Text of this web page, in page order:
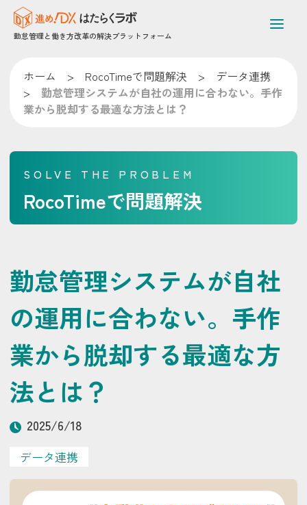
勤怠管理と働き方改革の解決プラットフォーム
ホーム > RocoTimeで問題解決 > データ連携
> 勤怠管理システムが自社の運用に合わない。手作
業から脱却する最適な方法とは？
SOLVE THE PROBLEM
RocoTimeで問題解決
勤怠管理システムが自社
の運用に合わない。手作
業から脱却する最適な方
法とは？
2025/6/18
データ連携